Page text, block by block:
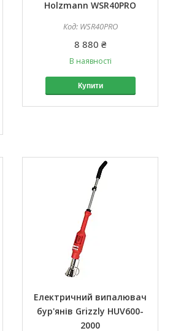
Holzmann WSR40PRO
WSR40PRO
8 880 ₴
В наявності
Купити
Електричний випалювач
бур'янів Grizzly HUV600-
2000